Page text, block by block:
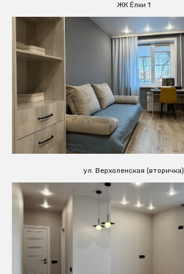
ЖК Ёлки 1
ул. Верхоленская (вторичка)